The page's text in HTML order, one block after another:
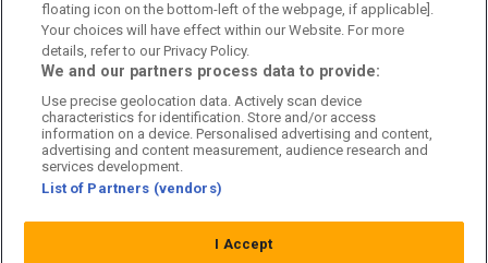
Annonsera på Fotbolldirekt
Redaktionell policy
Personuppgiftspolicy
Cookiepolicy
Arkiv
floating icon on the bottom-left of the webpage, if applicable].
Your choices will have effect within our Website. For more
details, refer to our Privacy Policy.
We and our partners process data to provide:
Use precise geolocation data. Actively scan device
characteristics for identification. Store and/or access
information on a device. Personalised advertising and content,
advertising and content measurement, audience research and
services development.
List of Partners (vendors)
I Accept